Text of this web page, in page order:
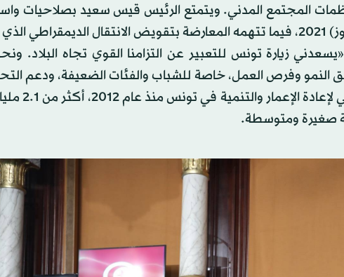
منظمات المجتمع المدني. ويتمتع الرئيس قيس سعيد بصلاحيات
النظام السياسي الجديد، الذي وضعه بعد 25 يوليو (تموز) 2021، فيما تتهمه المعارضة بتقويض الانتقال
«يسعدني زيارة تونس للتعبير عن التزامنا القوي تجاه البلاد.
وفرص العمل، خاصة للشباب والفئات الضعيفة، ودعم
الاقتصاد الأخضر». وبلغ حجم